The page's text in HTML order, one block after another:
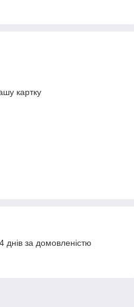
картку
за домовленістю